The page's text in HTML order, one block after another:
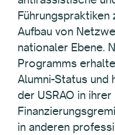
Aufbau von
nationaler Ebene.
Programms
Alumni-Status und
der USRAO in
in anderen